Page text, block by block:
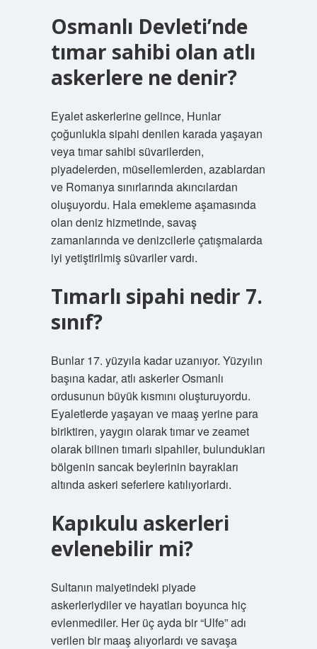
Osmanlı Devleti’nde
tımar sahibi olan atlı
askerlere ne denir?
Eyalet askerlerine gelince, Hunlar
çoğunlukla sipahi denilen karada yaşayan
veya tımar sahibi süvarilerden,
piyadelerden, müsellemlerden, azablardan
ve Romanya sınırlarında akıncılardan
oluşuyordu. Hala emekleme aşamasında
olan deniz hizmetinde, savaş
zamanlarında ve denizcilerle çatışmalarda
iyi yetiştirilmiş süvariler vardı.
Tımarlı sipahi nedir 7.
sınıf?
Bunlar 17. yüzyıla kadar uzanıyor. Yüzyılın
başına kadar, atlı askerler Osmanlı
ordusunun büyük kısmını oluşturuyordu.
Eyaletlerde yaşayan ve maaş yerine para
biriktiren, yaygın olarak tımar ve zeamet
olarak bilinen tımarlı sipahiler, bulundukları
bölgenin sancak beylerinin bayrakları
altında askeri seferlere katılıyorlardı.
Kapıkulu askerleri
evlenebilir mi?
Sultanın maiyetindeki piyade
askerleriydiler ve hayatları boyunca hiç
evlenmediler. Her üç ayda bir “Ulfe” adı
verilen bir maaş alıyorlardı ve savaşa